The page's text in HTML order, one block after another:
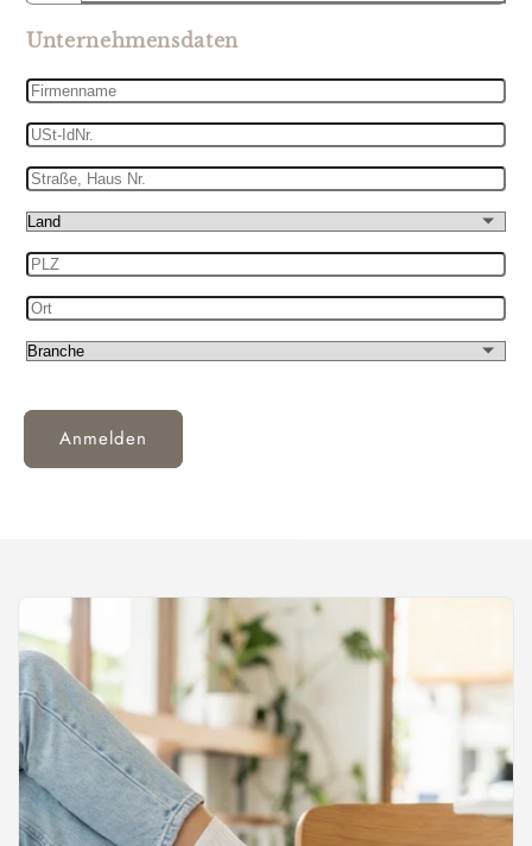
Unternehmensdaten
Firmenname
USt-
IdNr.
Straße,
Haus
Nr.
Land
PLZ
Ort
Branche
Anmelden